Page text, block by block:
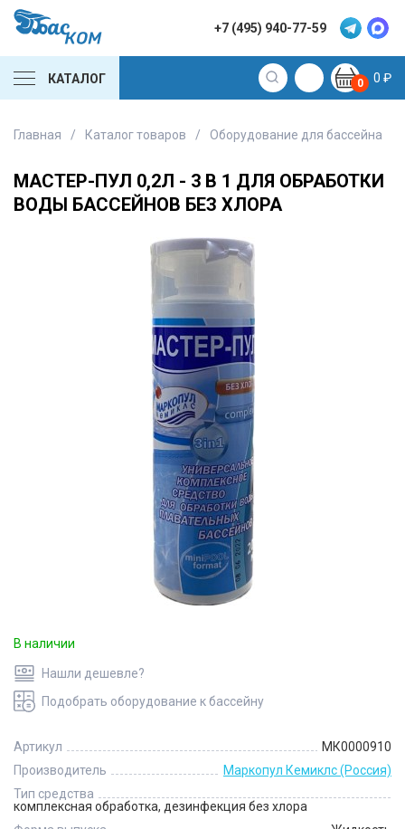
+7 (495) 940-77-59
КАТАЛОГ 0 0 ₽
Главная / Каталог товаров / Оборудование для бассейна
МАСТЕР-ПУЛ 0,2Л - 3 В 1 ДЛЯ ОБРАБОТКИ
ВОДЫ БАССЕЙНОВ БЕЗ ХЛОРА
В наличии
Нашли дешевле?
Подобрать оборудование к бассейну
Артикул
МК0000910
Производитель
Маркопул Кемиклс (Россия)
Тип средства
комплексная обработка, дезинфекция без хлора